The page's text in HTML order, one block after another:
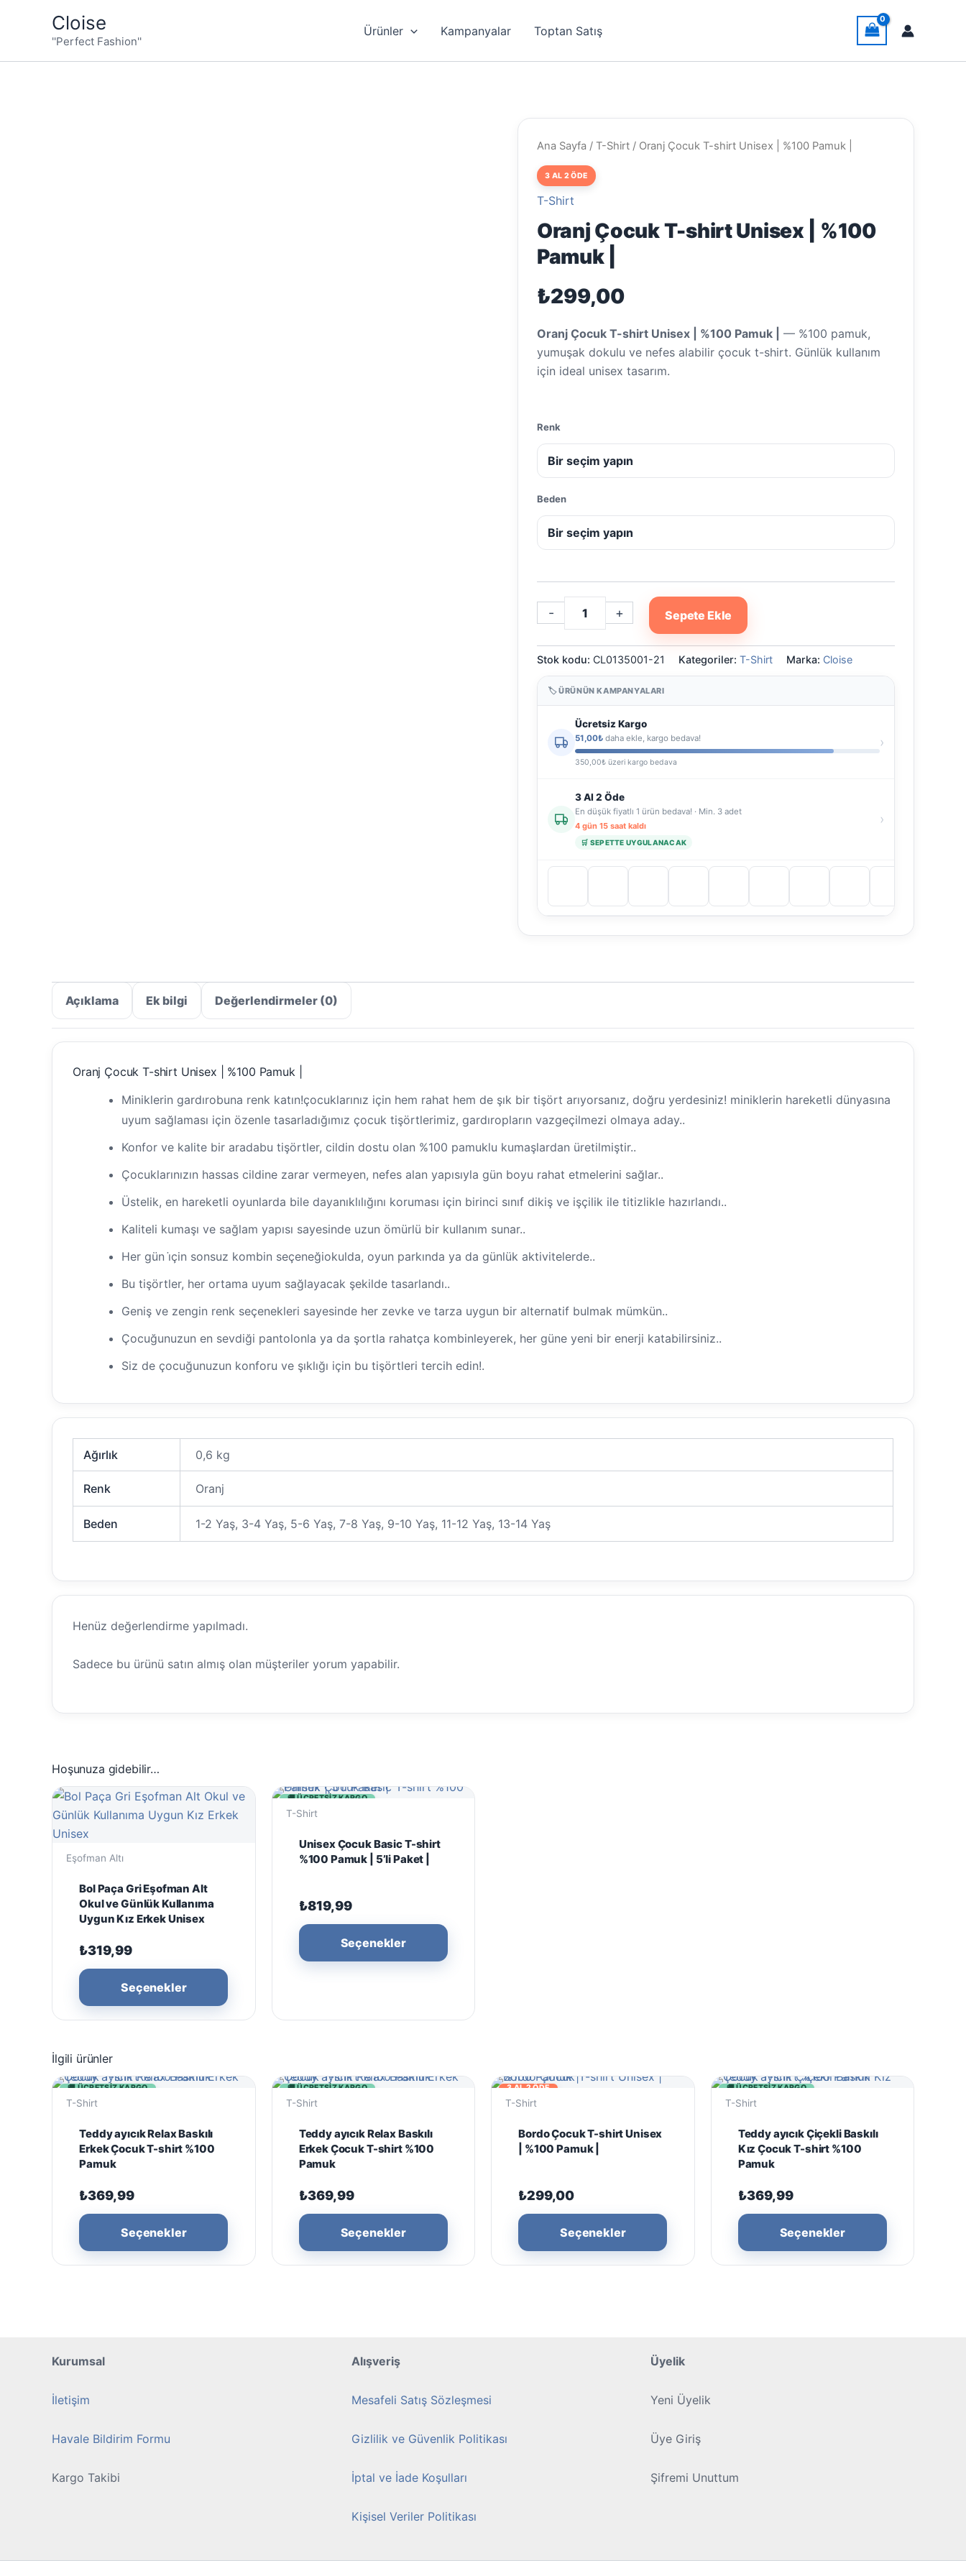
Cloise
''Perfect Fashion''
Ürünler Kampanyalar Toptan Satış
Ana Sayfa / T-Shirt / Oranj Çocuk T-shirt Unisex | %100 Pamuk |
3 AL 2 ÖDE
T-Shirt
Oranj Çocuk T-shirt Unisex | %100
Pamuk |
₺299,00
Oranj Çocuk T-shirt Unisex | %100 Pamuk |
— %100 pamuk,
yumuşak dokulu ve nefes alabilir çocuk t-shirt. Günlük kullanım
için ideal unisex tasarım.
Renk
Beden
-
Çocuk
T-
shirt
Unisex
%100
adet
+ Sepete Ekle
Stok kodu: CL0135001-21 Kategoriler: T-Shirt Marka: Cloise
🏷 ÜRÜNÜN KAMPANYALARI
Ücretsiz Kargo
51,00₺ daha ekle, kargo bedava!
350,00₺ üzeri kargo bedava
›
3 Al 2 Öde
En düşük fiyatlı 1 ürün bedava! · Min. 3 adet
4 gün 15 saat kaldı
🛒 SEPETTE UYGULANACAK
›
Açıklama Ek bilgi Değerlendirmeler (0)
Oranj Çocuk T-shirt Unisex | %100 Pamuk |
Miniklerin gardırobuna renk katın!çocuklarınız için hem rahat hem de şık bir tişört arıyorsanız, doğru yerdesiniz! miniklerin hareketli dünyasına
uyum sağlaması için özenle tasarladığımız çocuk tişörtlerimiz, gardıropların vazgeçilmezi olmaya aday..
Konfor ve kalite bir aradabu tişörtler, cildin dostu olan %100 pamuklu kumaşlardan üretilmiştir..
Çocuklarınızın hassas cildine zarar vermeyen, nefes alan yapısıyla gün boyu rahat etmelerini sağlar..
Üstelik, en hareketli oyunlarda bile dayanıklılığını koruması için birinci sınıf dikiş ve işçilik ile titizlikle hazırlandı..
Kaliteli kumaşı ve sağlam yapısı sayesinde uzun ömürlü bir kullanım sunar..
Her gün i̇çin sonsuz kombin seçeneğiokulda, oyun parkında ya da günlük aktivitelerde..
Bu tişörtler, her ortama uyum sağlayacak şekilde tasarlandı..
Geniş ve zengin renk seçenekleri sayesinde her zevke ve tarza uygun bir alternatif bulmak mümkün..
Çocuğunuzun en sevdiği pantolonla ya da şortla rahatça kombinleyerek, her güne yeni bir enerji katabilirsiniz..
Siz de çocuğunuzun konforu ve şıklığı için bu tişörtleri tercih edin!.
Ağırlık 0,6 kg
Renk Oranj
Beden 1-2 Yaş, 3-4 Yaş, 5-6 Yaş, 7-8 Yaş, 9-10 Yaş, 11-12 Yaş, 13-14 Yaş
Henüz değerlendirme yapılmadı.
Sadece bu ürünü satın almış olan müşteriler yorum yapabilir.
Hoşunuza gidebilir…
Eşofman Altı
Bol Paça Gri Eşofman Alt
Okul ve Günlük Kullanıma
Uygun Kız Erkek Unisex
₺319,99
Seçenekler
birden
Seçenekler
sayfasından
🚚 ÜCRETSIZ KARGO
T-Shirt
Unisex Çocuk Basic T-shirt
%100 Pamuk | 5’li Paket |
₺819,99
Seçenekler
sayfasından
seçilebilir
İlgili ürünler
🚚 ÜCRETSIZ KARGO
T-Shirt
Teddy ayıcık Relax Baskılı
Erkek Çocuk T-shirt %100
Pamuk
₺369,99
Seçenekler
birden
🚚 ÜCRETSIZ KARGO
T-Shirt
Teddy ayıcık Relax Baskılı
Erkek Çocuk T-shirt %100
Pamuk
₺369,99
Seçenekler
birden
3 AL 2 ÖDE
T-Shirt
Bordo Çocuk T-shirt Unisex
| %100 Pamuk |
₺299,00
Seçenekler
birden
seçilebilir
🚚 ÜCRETSIZ KARGO
T-Shirt
Teddy ayıcık Çiçekli Baskılı
Kız Çocuk T-shirt %100
Pamuk
₺369,99
Seçenekler
birden
Kurumsal
İletişim
Havale Bildirim Formu
Kargo Takibi
Alışveriş
Mesafeli Satış Sözleşmesi
Gizlilik ve Güvenlik Politikası
İptal ve İade Koşulları
Kişisel Veriler Politikası
Üyelik
Yeni Üyelik
Üye Giriş
Şifremi Unuttum